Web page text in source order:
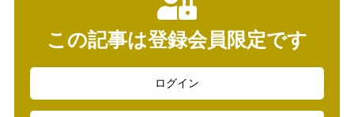
この記事は登録会員限定です
ログイン